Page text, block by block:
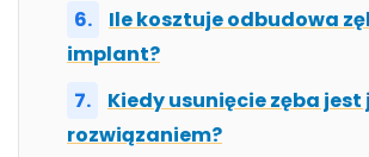
Ile kosztuje odbudowa
implant?
Kiedy usunięcie zęba
rozwiązaniem?